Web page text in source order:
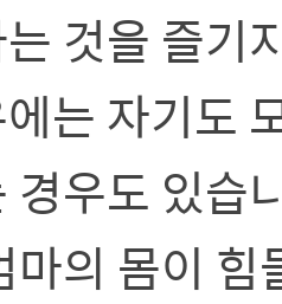
것을 즐기
는 자기도
경우도 있습
마의 몸이